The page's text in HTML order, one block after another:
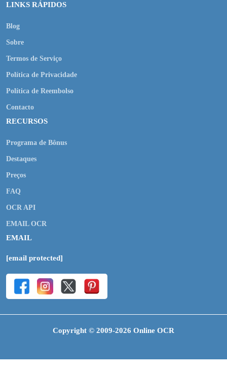
LINKS RÁPIDOS
Blog
Sobre
Termos de Serviço
Política de Privacidade
Política de Reembolso
Contacto
RECURSOS
Programa de Bônus
Destaques
Preços
FAQ
OCR API
EMAIL OCR
EMAIL
[email protected]
Copyright © 2009-2026 Online OCR